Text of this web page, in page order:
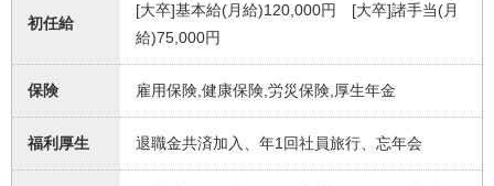
初任給
[大卒]基本給(月給)120,000円 [大卒]諸手当(月
給)75,000円
保険 雇用保険,健康保険,労災保険,厚生年金
福利厚生 退職金共済加入、年1回社員旅行、忘年会